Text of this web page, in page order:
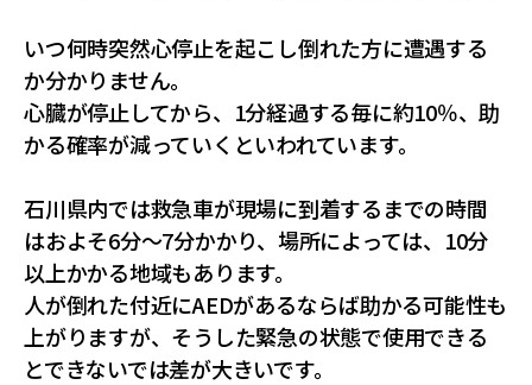
いつ何時突然心停止を起こし倒れた⽅に遭遇する
か分かりません。
心臓が停止してから、1分経過する毎に約10％、助
かる確率が減っていくといわれています。
石川県内では救急⾞が現場に到着するまでの時間
はおよそ6分～7分かかり、場所によっては、10分
以上かかる地域もあります。
人が倒れた付近にAEDがあるならば助かる可能性も
上がりますが、そうした緊急の状態で使用できる
とできないでは差が大きいです。